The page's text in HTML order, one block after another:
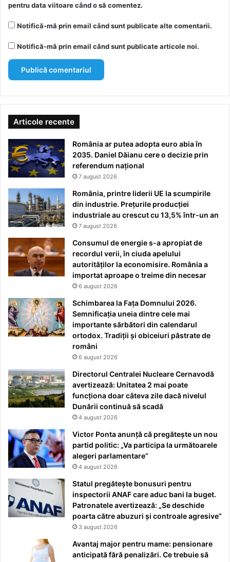
pentru data viitoare când o să comentez.
Notifică-mă prin email când sunt publicate alte comentarii.
Notifică-mă prin email când sunt publicate articole noi.
Articole recente
România ar putea adopta euro abia în
2035. Daniel Dăianu cere o decizie prin
referendum național
7 august 2026
România, printre liderii UE la scumpirile
din industrie. Prețurile producției
industriale au crescut cu 13,5% într-un an
7 august 2026
Consumul de energie s-a apropiat de
recordul verii, în ciuda apelului
autorităților la economisire. România a
importat aproape o treime din necesar
6 august 2026
Schimbarea la Fața Domnului 2026.
Semnificația uneia dintre cele mai
importante sărbători din calendarul
ortodox. Tradiții și obiceiuri păstrate de
români
6 august 2026
Directorul Centralei Nucleare Cernavodă
avertizează: Unitatea 2 mai poate
funcționa doar câteva zile dacă nivelul
Dunării continuă să scadă
4 august 2026
Victor Ponta anunță că pregătește un nou
partid politic: „Va participa la următoarele
alegeri parlamentare”
4 august 2026
Statul pregătește bonusuri pentru
inspectorii ANAF care aduc bani la buget.
Patronatele avertizează: „Se deschide
poarta către abuzuri și controale agresive”
3 august 2026
Avantaj major pentru mame: pensionare
anticipată fără penalizări. Ce trebuie să